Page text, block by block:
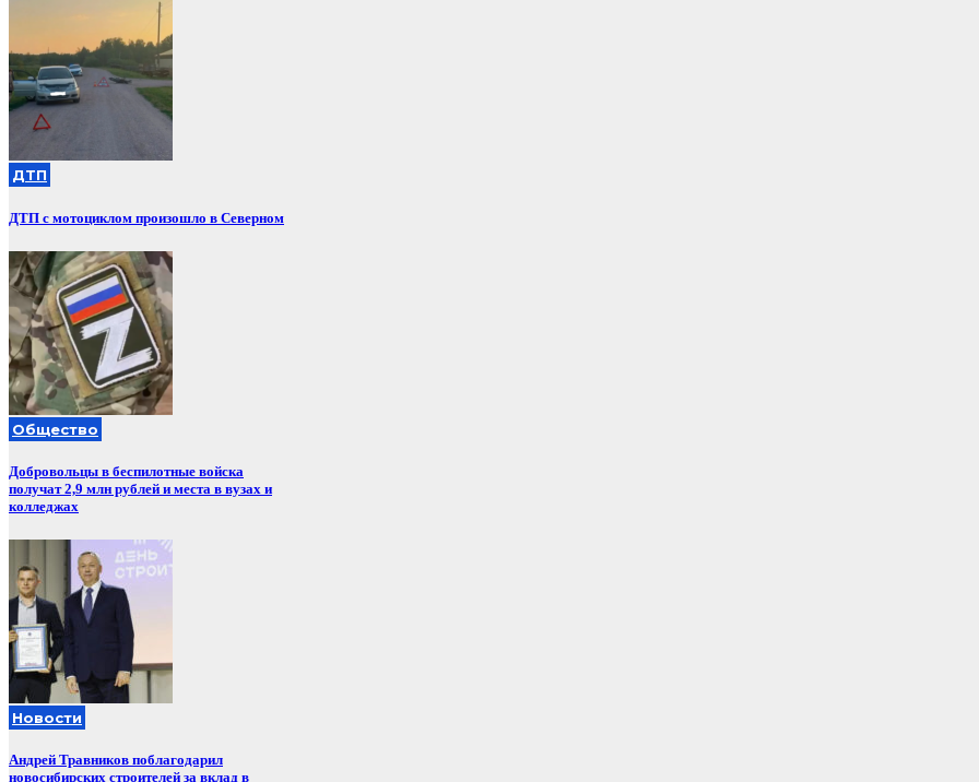
ДТП
ДТП с мотоциклом произошло в Северном
Общество
Добровольцы в беспилотные войска
получат 2,9 млн рублей и места в вузах и
колледжах
Новости
Андрей Травников поблагодарил
новосибирских строителей за вклад в